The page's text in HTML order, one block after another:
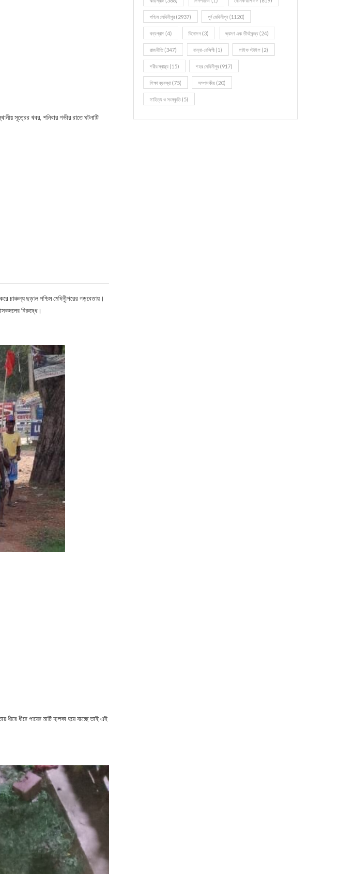
সূত্রের খবর, শনিবার গভীর রাতে ঘটনাটি
চাঞ্চল্য ছড়াল পশ্চিম মেদিনীুপরের গড়বেতায়।
বিরুদ্ধে।
ধীরে পায়ের মাটি হালকা হয়ে যাচ্ছে তাই এই
পশ্চিম মেদিনীপুর (2937) পূর্ব মেদিনীপুর (1120)
বন্যপ্রাণ (4) বিনোদন (3) ভ্রমণ এবং তীর্থকেন্দ্র (24)
রাজনীতি(347) রান্না-রেসিপী (1) লাইফ স্টাইল (2)
শরীর স্বাস্থ্য (15) শহর মেদিনীপুর (917)
শিক্ষা ব্যবস্থা (75) সম্পাদকীয় (20)
সাহিত্য ও সংস্কৃতি(5)